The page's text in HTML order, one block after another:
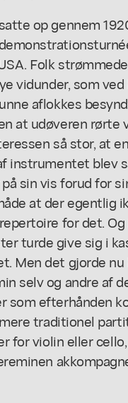
op gennem
Folk
vidunder, som
aflokkes
at udøveren rørte
så stor, at en
instrumentet blev
sin vis forud for
at der egentlig
for det.
turde give sig i
Men det gjorde
selv og andre af
som efterhånden
traditionel
for violin eller